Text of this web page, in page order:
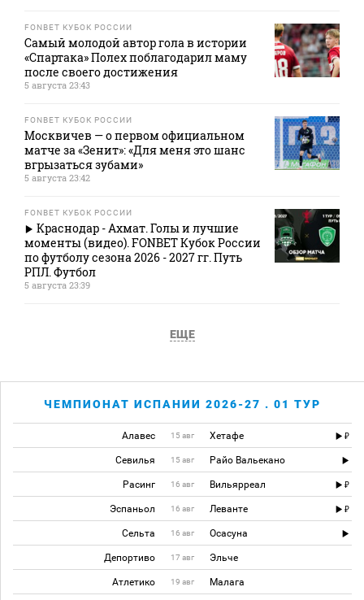
FONBET КУБОК РОССИИ
Самый молодой автор гола в истории
«Спартака» Полех поблагодарил маму
после своего достижения
5 августа 23:43
FONBET КУБОК РОССИИ
Москвичев — о первом официальном
матче за «Зенит»: «Для меня это шанс
вгрызаться зубами»
5 августа 23:42
FONBET КУБОК РОССИИ
Краснодар - Ахмат. Голы и лучшие
моменты (видео). FONBET Кубок России
по футболу сезона 2026 - 2027 гг. Путь
РПЛ. Футбол
5 августа 23:39
ЕЩЕ
ЧЕМПИОНАТ ИСПАНИИ 2026-27 . 01 ТУР
Алавес 15 авг Хетафе
Севилья 15 авг Райо Вальекано
Расинг 16 авг Вильярреал
Эспаньол 16 авг Леванте
Сельта 16 авг Осасуна
Депортиво 17 авг Эльче
Атлетико 19 авг Малага